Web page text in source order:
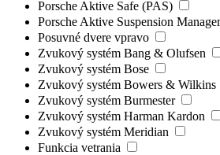
Porsche Aktive Safe (PAS)
Porsche Aktive Suspension
Posuvné dvere vpravo
Zvukový systém Bang & Olufsen
Zvukový systém Bose
Zvukový systém Bowers & Wilkins
Zvukový systém Burmester
Zvukový systém Harman Kardon
Zvukový systém Meridian
Funkcia vetrania